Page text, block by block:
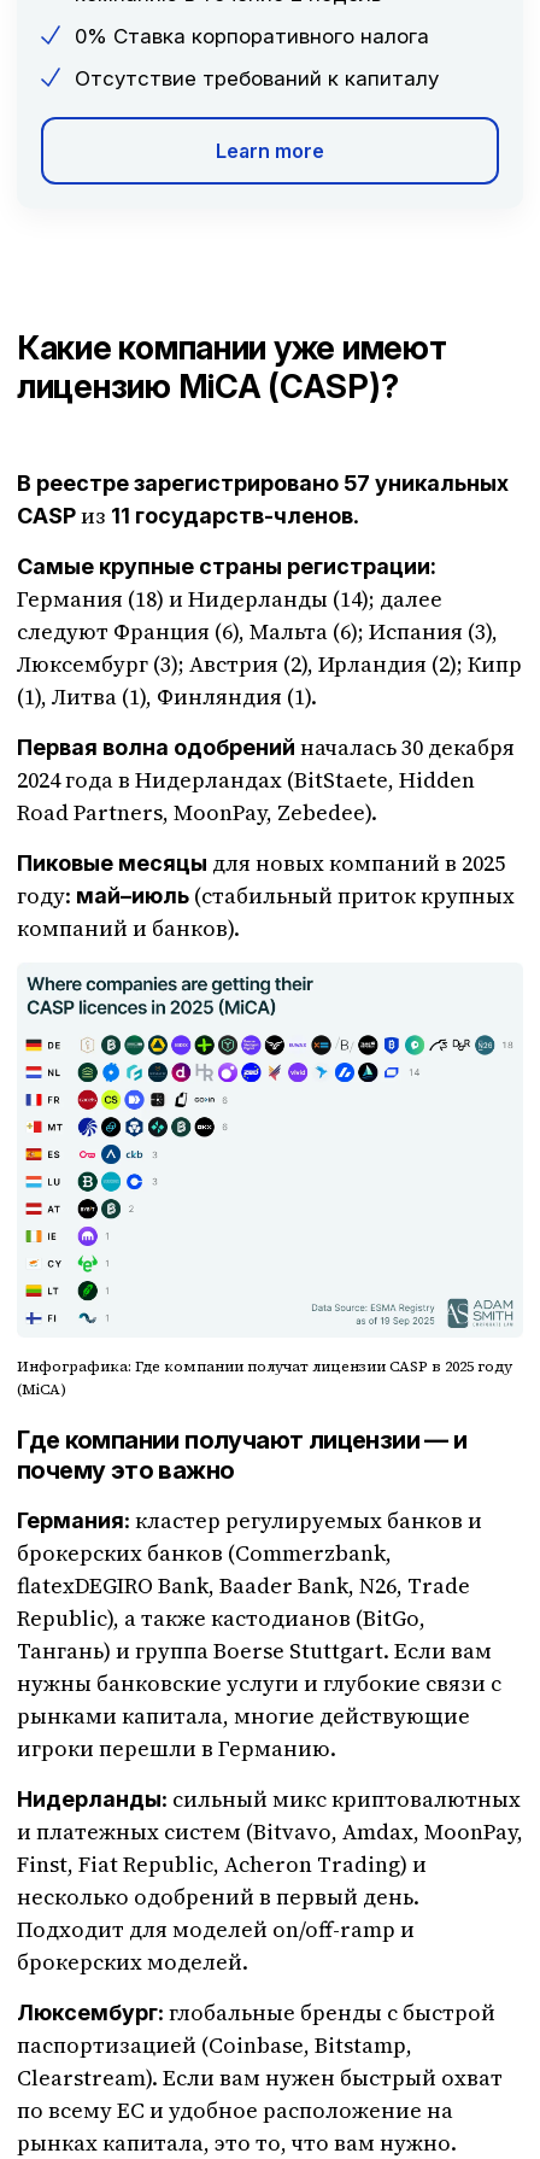
0% Ставка корпоративного налога
Отсутствие требований к капиталу
Learn more
Какие компании уже имеют
лицензию MiCA (CASP)?
В реестре зарегистрировано 57 уникальных
CASPиз 11 государств-членов.
Самые крупные страны регистрации:
Германия (18) и Нидерланды (14); далее
следуют Франция (6), Мальта (6); Испания (3),
Люксембург (3); Австрия (2), Ирландия (2); Кипр
(1), Литва (1), Финляндия (1).
Первая волна одобрений началась 30 декабря
2024 года в Нидерландах (BitStaete, Hidden
Road Partners, MoonPay, Zebedee).
Пиковые месяцы для новых компаний в 2025
году: май–июль (стабильный приток крупных
компаний и банков).
Инфографика: Где компании получат лицензии CASP в 2025 году
(MiCA)
Где компании получают лицензии — и
почему это важно
Германия: кластер регулируемых банков и
брокерских банков (Commerzbank,
flatexDEGIRO Bank, Baader Bank, N26, Trade
Republic), а также кастодианов (BitGo,
Тангань) и группа Boerse Stuttgart. Если вам
нужны банковские услуги и глубокие связи с
рынками капитала, многие действующие
игроки перешли в Германию.
Нидерланды: сильный микс криптовалютных
и платежных систем (Bitvavo, Amdax, MoonPay,
Finst, Fiat Republic, Acheron Trading) и
несколько одобрений в первый день.
Подходит для моделей on/off-ramp и
брокерских моделей.
Люксембург: глобальные бренды с быстрой
паспортизацией (Coinbase, Bitstamp,
Clearstream). Если вам нужен быстрый охват
по всему ЕС и удобное расположение на
рынках капитала, это то, что вам нужно.